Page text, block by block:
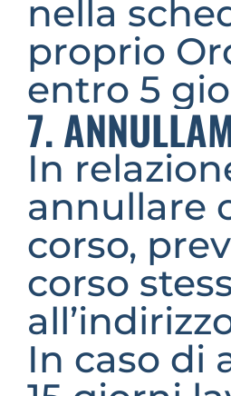
nella
proprio
entro 5
7.
In
annullare
corso,
corso
In caso di